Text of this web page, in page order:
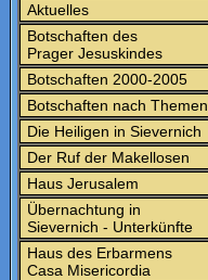
Aktuelles
Botschaften des
Prager Jesuskindes
Botschaften 2000-2005
Botschaften nach Themen
Die Heiligen in Sievernich
Der Ruf der Makellosen
Haus Jerusalem
Übernachtung in
Sievernich - Unterkünfte
Haus des Erbarmens
Casa Misericordia